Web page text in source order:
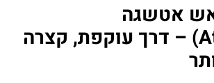
אטשגה
(Ateshgah) – דרך עוקפת, קצרה